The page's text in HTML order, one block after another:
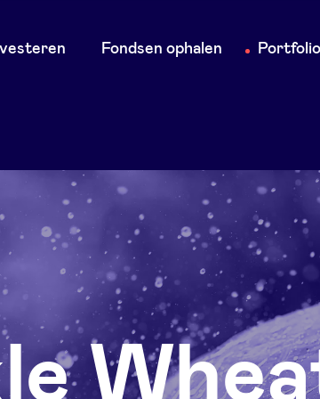
Fondsen ophalen Portfolio